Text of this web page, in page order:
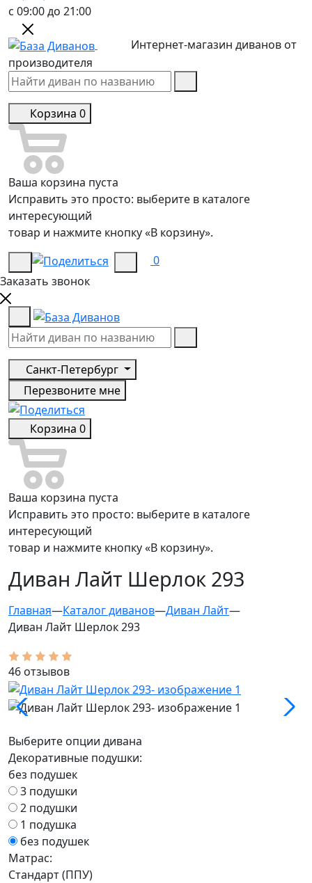
с 09:00 до 21:00
Интернет-магазин диванов от
производителя
Корзина 0
Ваша корзина пуста
Исправить это просто: выберите в каталоге
интересующий
товар и нажмите кнопку «В корзину».
0
Заказать звонок
Санкт-Петербург
Перезвоните мне
Корзина 0
Ваша корзина пуста
Исправить это просто: выберите в каталоге
интересующий
товар и нажмите кнопку «В корзину».
Диван Лайт Шерлок 293
Главная—Каталог диванов—Диван Лайт—
Диван Лайт Шерлок 293
46 отзывов
Выберите опции дивана
Декоративные подушки:
без подушек
3 подушки
2 подушки
1 подушка
без подушек
Матрас:
Стандарт (ППУ)